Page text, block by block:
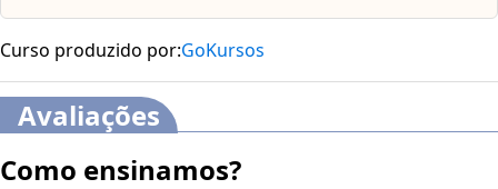
Curso produzido por:GoKursos
Avaliações
Como ensinamos?